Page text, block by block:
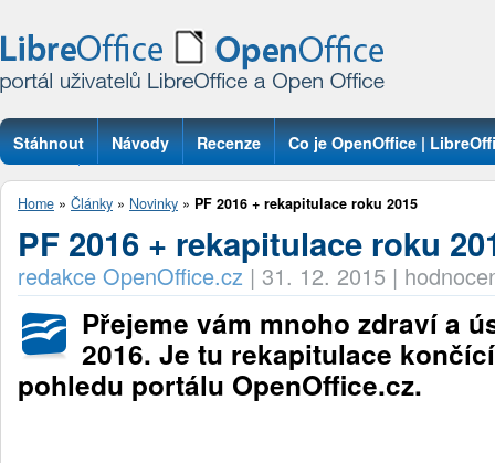
Stáhnout Návody Recenze Co je OpenOffice |
Otázky
Home » Články » Novinky » PF 2016 + rekapitulace roku 2015
PF 2016 + rekapitulace roku
redakce OpenOffice.cz | 31. 12. 2015 |
Přejeme vám mnoho zdraví a
2016. Je tu rekapitulace
pohledu portálu OpenOffice.cz.